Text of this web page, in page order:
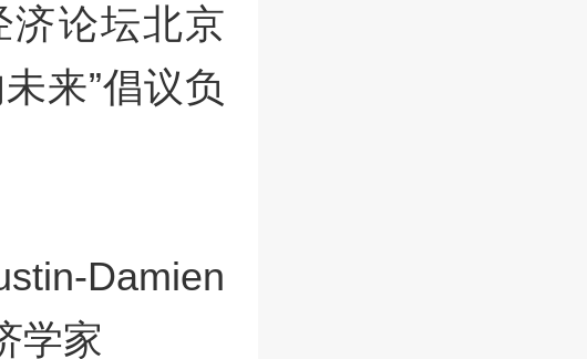
济论坛北京
来”倡议负
Damien
学家